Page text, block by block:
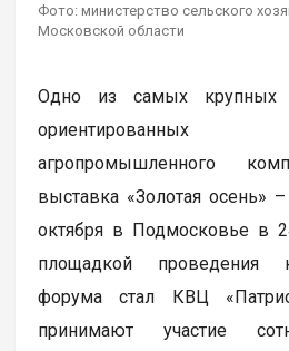
Фото: министерство сельского
Московской области
Одно из самых крупных
агропромышленного
выставка «Золотая осень»
октября в Подмосковье в
площадкой проведения
форума стал КВЦ
принимают участие